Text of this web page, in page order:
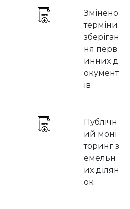
Змінено
терміни
зберіган
ня перв
инних д
окумент
ів
Публічн
ий моні
торинг з
емельн
их ділян
ок